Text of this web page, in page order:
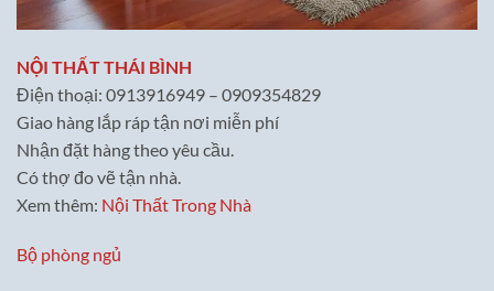
NỘI THẤT THÁI BÌNH
Điện thoại: 0913916949 – 0909354829
Giao hàng lắp ráp tận nơi miễn phí
Nhận đặt hàng theo yêu cầu.
Có thợ đo vẽ tận nhà.
Xem thêm: Nội Thất Trong Nhà
Bộ phòng ngủ